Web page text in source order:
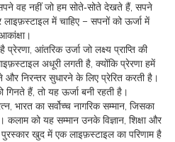
वह नहीं जो हम सोते‑सोते देखते हैं, सपने
में चाहिए – सपनों को ऊर्जा में
प्रेरणा, आंतरिक उर्जा जो लक्ष्य प्राप्ति की
अधूरी लगती है, क्योंकि प्रेरणा हमें
और निरन्तर सुधारने के लिए प्रेरित करती है।
गिनते हैं, तो यह ऊर्जा बनी रहती है।
भारत का सर्वोच्च नागरिक सम्मान, जिसका
। कलाम को यह सम्मान उनके विज्ञान, शिक्षा और
खुद में एक लाइफ़स्टाइल का परिणाम है